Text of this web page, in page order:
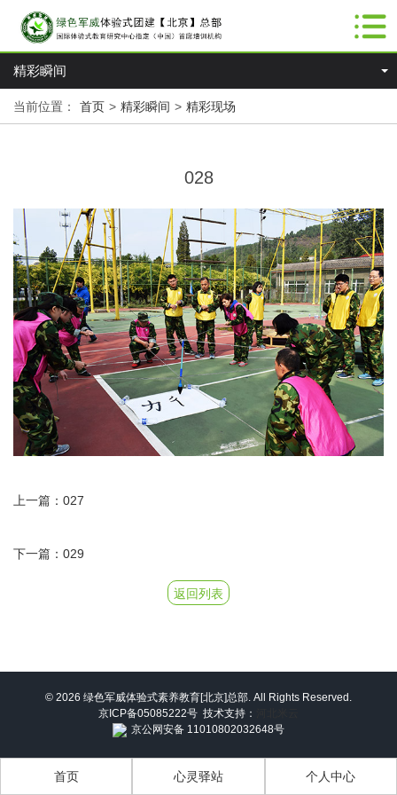
精彩瞬间
当前位置： 首页 > 精彩瞬间 > 精彩现场
028
上一篇：027
下一篇：029
返回列表
© 2026 绿色军威体验式素养教育[北京]总部. All Rights Reserved.
京ICP备05085222号 技术支持：
京公网安备 11010802032648号
首页 心灵驿站 个人中心